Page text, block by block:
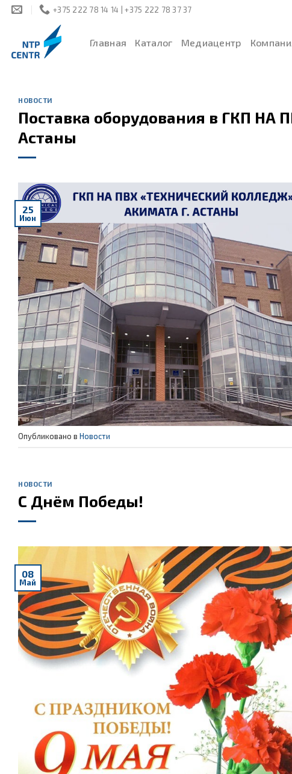
Skip
+375 222 78 14 14 | +375 222 78 37 37
Главная Каталог Медиацентр
НОВОСТИ
Поставка оборудования в ГКП НА
Астаны
25
Июн
Опубликовано в Новости
НОВОСТИ
С Днём Победы!
08
Май